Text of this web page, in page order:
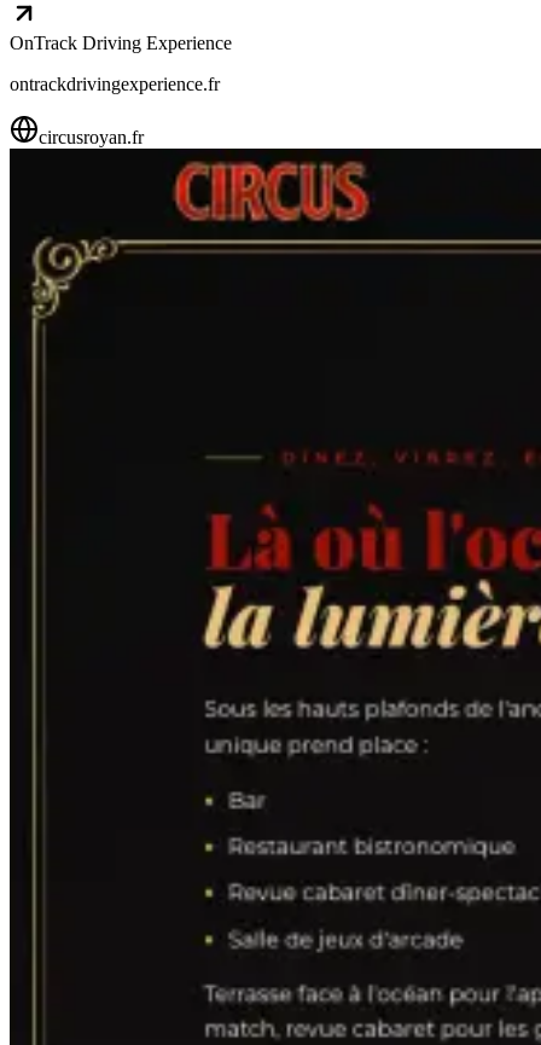
OnTrack Driving Experience
ontrackdrivingexperience.fr
circusroyan.fr